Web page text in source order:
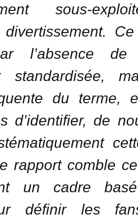
sous-
divertissement.
l’absence de
standardisée,
du terme,
d’identifier, de
rapport comble
un cadre
définir les